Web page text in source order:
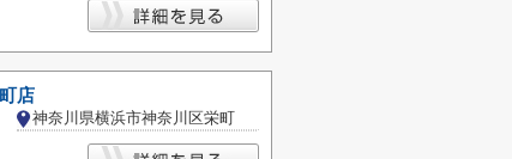
店
神奈川県横浜市神奈川区栄町